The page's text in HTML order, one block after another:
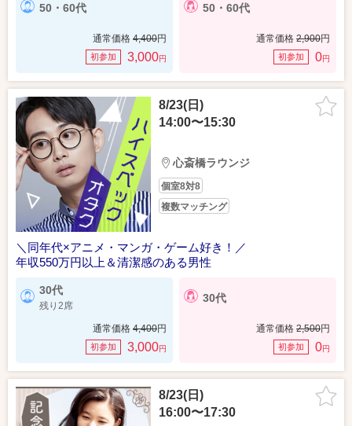
50・60代
通常価格 4,400円
初参加 3,000円
50・60代
通常価格 2,900円
初参加 0円
8/23(日)
14:00〜15:30
心斎橋ラウンジ
個室8対8
複数マッチング
＼同年代×アニメ・マンガ・ゲーム好き！／
年収550万円以上＆清潔感のある男性
30代
残り2席
通常価格 4,400円
初参加 3,000円
30代
通常価格 2,500円
初参加 0円
8/23(日)
16:00〜17:30